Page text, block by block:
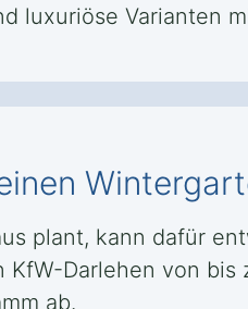
luxuriöse Varianten
plant, kann dafür
Darlehen von
ab.